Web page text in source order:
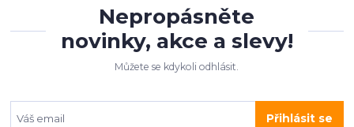
Nepropásněte
novinky, akce a slevy!
Můžete se kdykoli odhlásit.
Přihlásit se